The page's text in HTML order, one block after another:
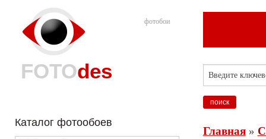
фотобои
FOTOdes
Каталог фотообоев
Главная»